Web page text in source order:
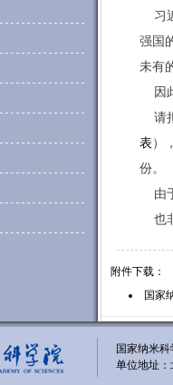
习
强国
未有
因
请
表）
份。
由
也
附件下载：
国家
国家纳米
单位地址